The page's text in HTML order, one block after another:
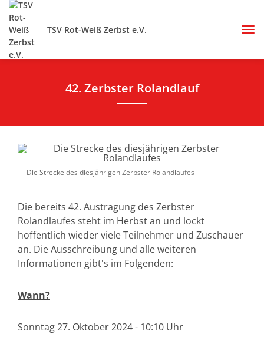
TSV Rot-Weiß Zerbst e.V.
42. Zerbster Rolandlauf
Die Strecke des diesjährigen Zerbster Rolandlaufes
Die bereits 42. Austragung des Zerbster
Rolandlaufes steht im Herbst an und lockt
hoffentlich wieder viele Teilnehmer und Zuschauer
an. Die Ausschreibung und alle weiteren
Informationen gibt's im Folgenden:
Wann?
Sonntag 27. Oktober 2024 - 10:10 Uhr